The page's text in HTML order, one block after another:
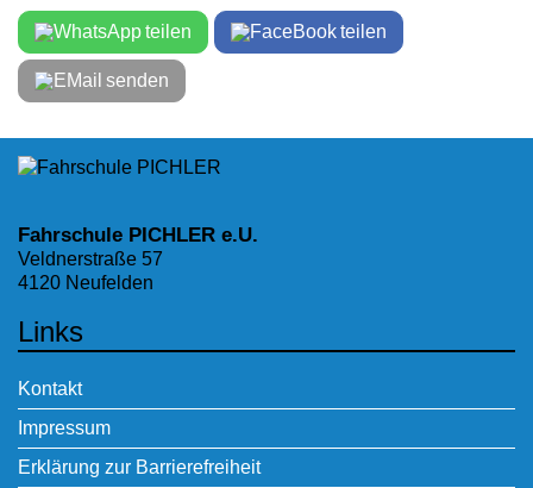
teilen teilen
senden
Fahrschule PICHLER e.U.
Veldnerstraße 57
4120 Neufelden
Links
Kontakt
Impressum
Erklärung zur Barrierefreiheit